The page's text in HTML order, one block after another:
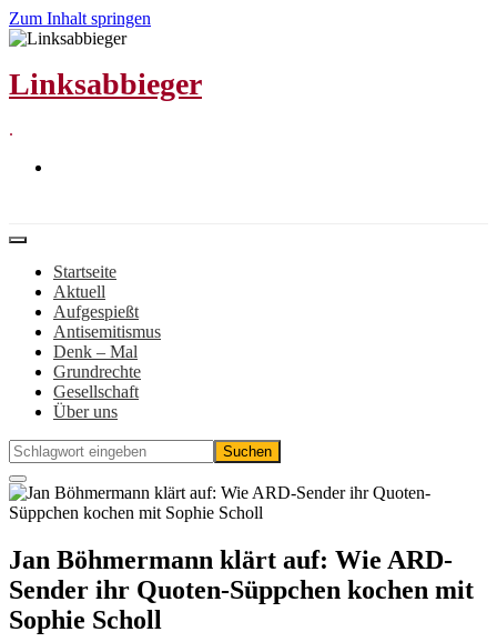
Zum Inhalt springen
Linksabbieger
.
Startseite
Aktuell
Aufgespießt
Antisemitismus
Denk – Mal
Grundrechte
Gesellschaft
Über uns
Jan Böhmermann klärt auf: Wie ARD-
Sender ihr Quoten-Süppchen kochen mit
Sophie Scholl